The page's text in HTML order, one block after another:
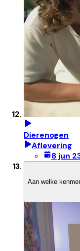
Dierenogen
Aflevering
8 jun
Aan welke